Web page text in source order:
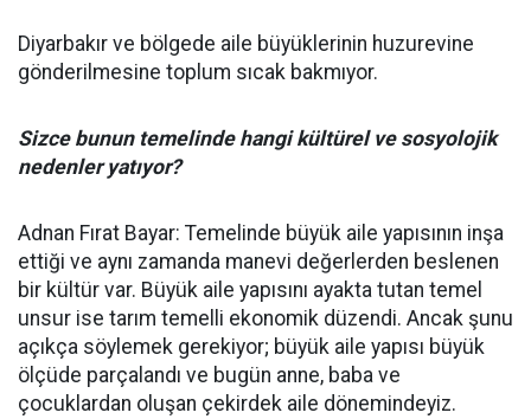
Diyarbakır ve bölgede aile büyüklerinin huzurevine
gönderilmesine toplum sıcak bakmıyor.
Sizce bunun temelinde hangi kültürel ve sosyolojik
nedenler yatıyor?
Adnan Fırat Bayar: Temelinde büyük aile yapısının inşa
ettiği ve aynı zamanda manevi değerlerden beslenen
bir kültür var. Büyük aile yapısını ayakta tutan temel
unsur ise tarım temelli ekonomik düzendi. Ancak şunu
açıkça söylemek gerekiyor; büyük aile yapısı büyük
ölçüde parçalandı ve bugün anne, baba ve
çocuklardan oluşan çekirdek aile dönemindeyiz.